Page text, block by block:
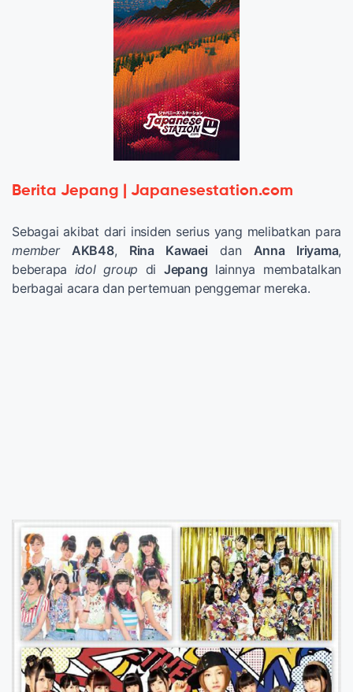
Berita Jepang | Japanesestation.com
Sebagai akibat dari insiden serius yang melibatkan para
member
AKB48, Rina Kawaei dan Anna Iriyama,
beberapa idol group di Jepang lainnya membatalkan
berbagai acara dan pertemuan penggemar mereka.